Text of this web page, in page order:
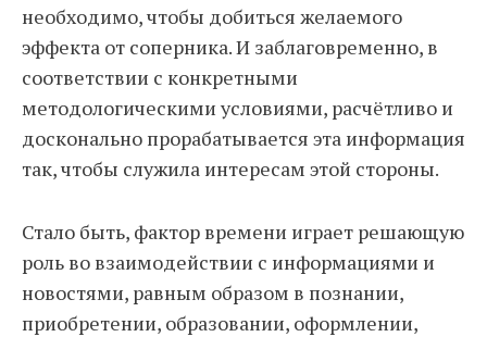
необходимо, чтобы добиться желаемого
эффекта от соперника. И заблаговременно, в
соответствии с конкретными
методологическими условиями, расчётливо и
досконально прорабатывается эта информация
так, чтобы служила интересам этой стороны.
Стало быть, фактор времени играет решающую
роль во взаимодействии с информациями и
новостями, равным образом в познании,
приобретении, образовании, оформлении,